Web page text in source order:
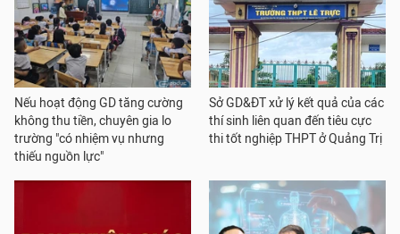
Nếu hoạt động GD tăng cường
không thu tiền, chuyên gia lo
trường "có nhiệm vụ nhưng
thiếu nguồn lực"
Sở GD&ĐT xử lý kết quả của các
thí sinh liên quan đến tiêu cực
thi tốt nghiệp THPT ở Quảng Trị